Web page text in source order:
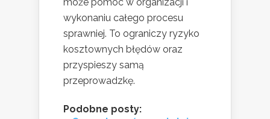
może pomóc w organizacji i
wykonaniu całego procesu
sprawniej. To ograniczy ryzyko
kosztownych błędów oraz
przyspieszy samą
przeprowadzkę.
Podobne posty: